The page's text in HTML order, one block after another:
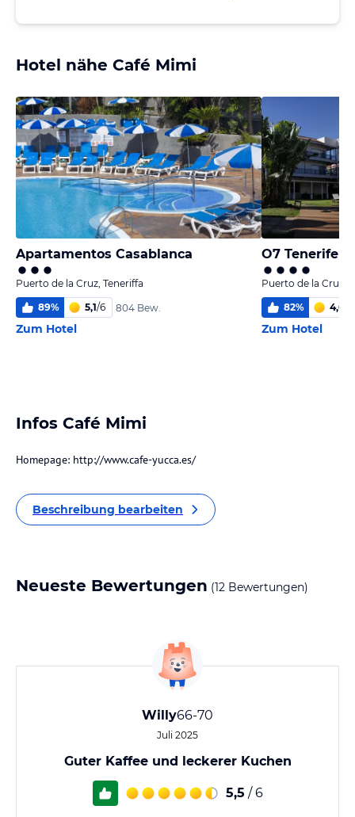
Hotel nähe Café Mimi
Apartamentos Casablanca
Puerto de la Cruz, Teneriffa
89% 5,1/6 804 Bew.
Zum Hotel
O7 Tenerife
Puerto de la Cruz,
82% 4,6
Zum Hotel
Infos Café Mimi
Homepage: http://www.cafe-yucca.es/
Beschreibung bearbeiten
Neueste Bewertungen (12 Bewertungen)
Willy66-70
Juli 2025
Guter Kaffee und leckerer Kuchen
5,5 / 6